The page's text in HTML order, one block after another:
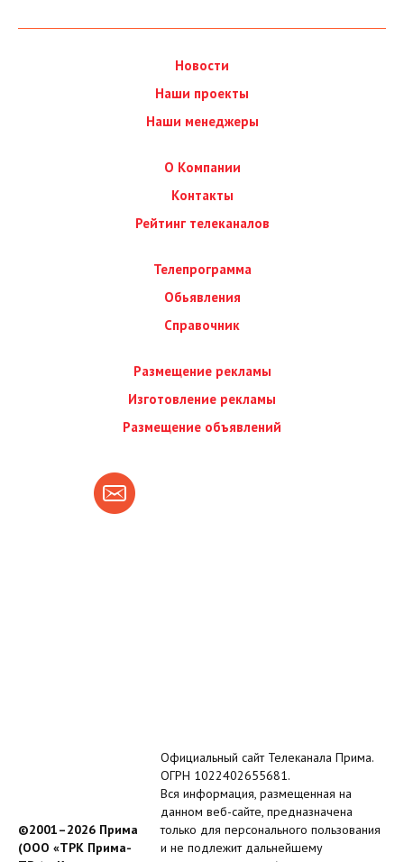
Новости
Наши проекты
Наши менеджеры
О Компании
Контакты
Рейтинг телеканалов
Телепрограмма
Обьявления
Справочник
Размещение рекламы
Изготовление рекламы
Размещение объявлений
©2001–2026 Прима
(ООО «ТРК Прима-
Официальный сайт Телеканала Прима.
ОГРН 1022402655681.
Вся информация, размещенная на
данном веб-сайте, предназначена
только для персонального пользования
и не подлежит дальнейшему